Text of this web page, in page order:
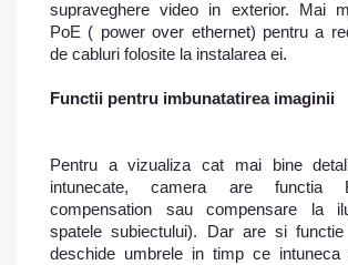
supraveghere video in exterior. Mai
PoE ( power over ethernet) pentru a
de cabluri folosite la instalarea ei.
Functii pentru imbunatatirea imaginii
Pentru a vizualiza cat mai bine
intunecate, camera are functia
compensation sau compensare la
spatele subiectului). Dar are si
deschide umbrele in timp ce intuneca